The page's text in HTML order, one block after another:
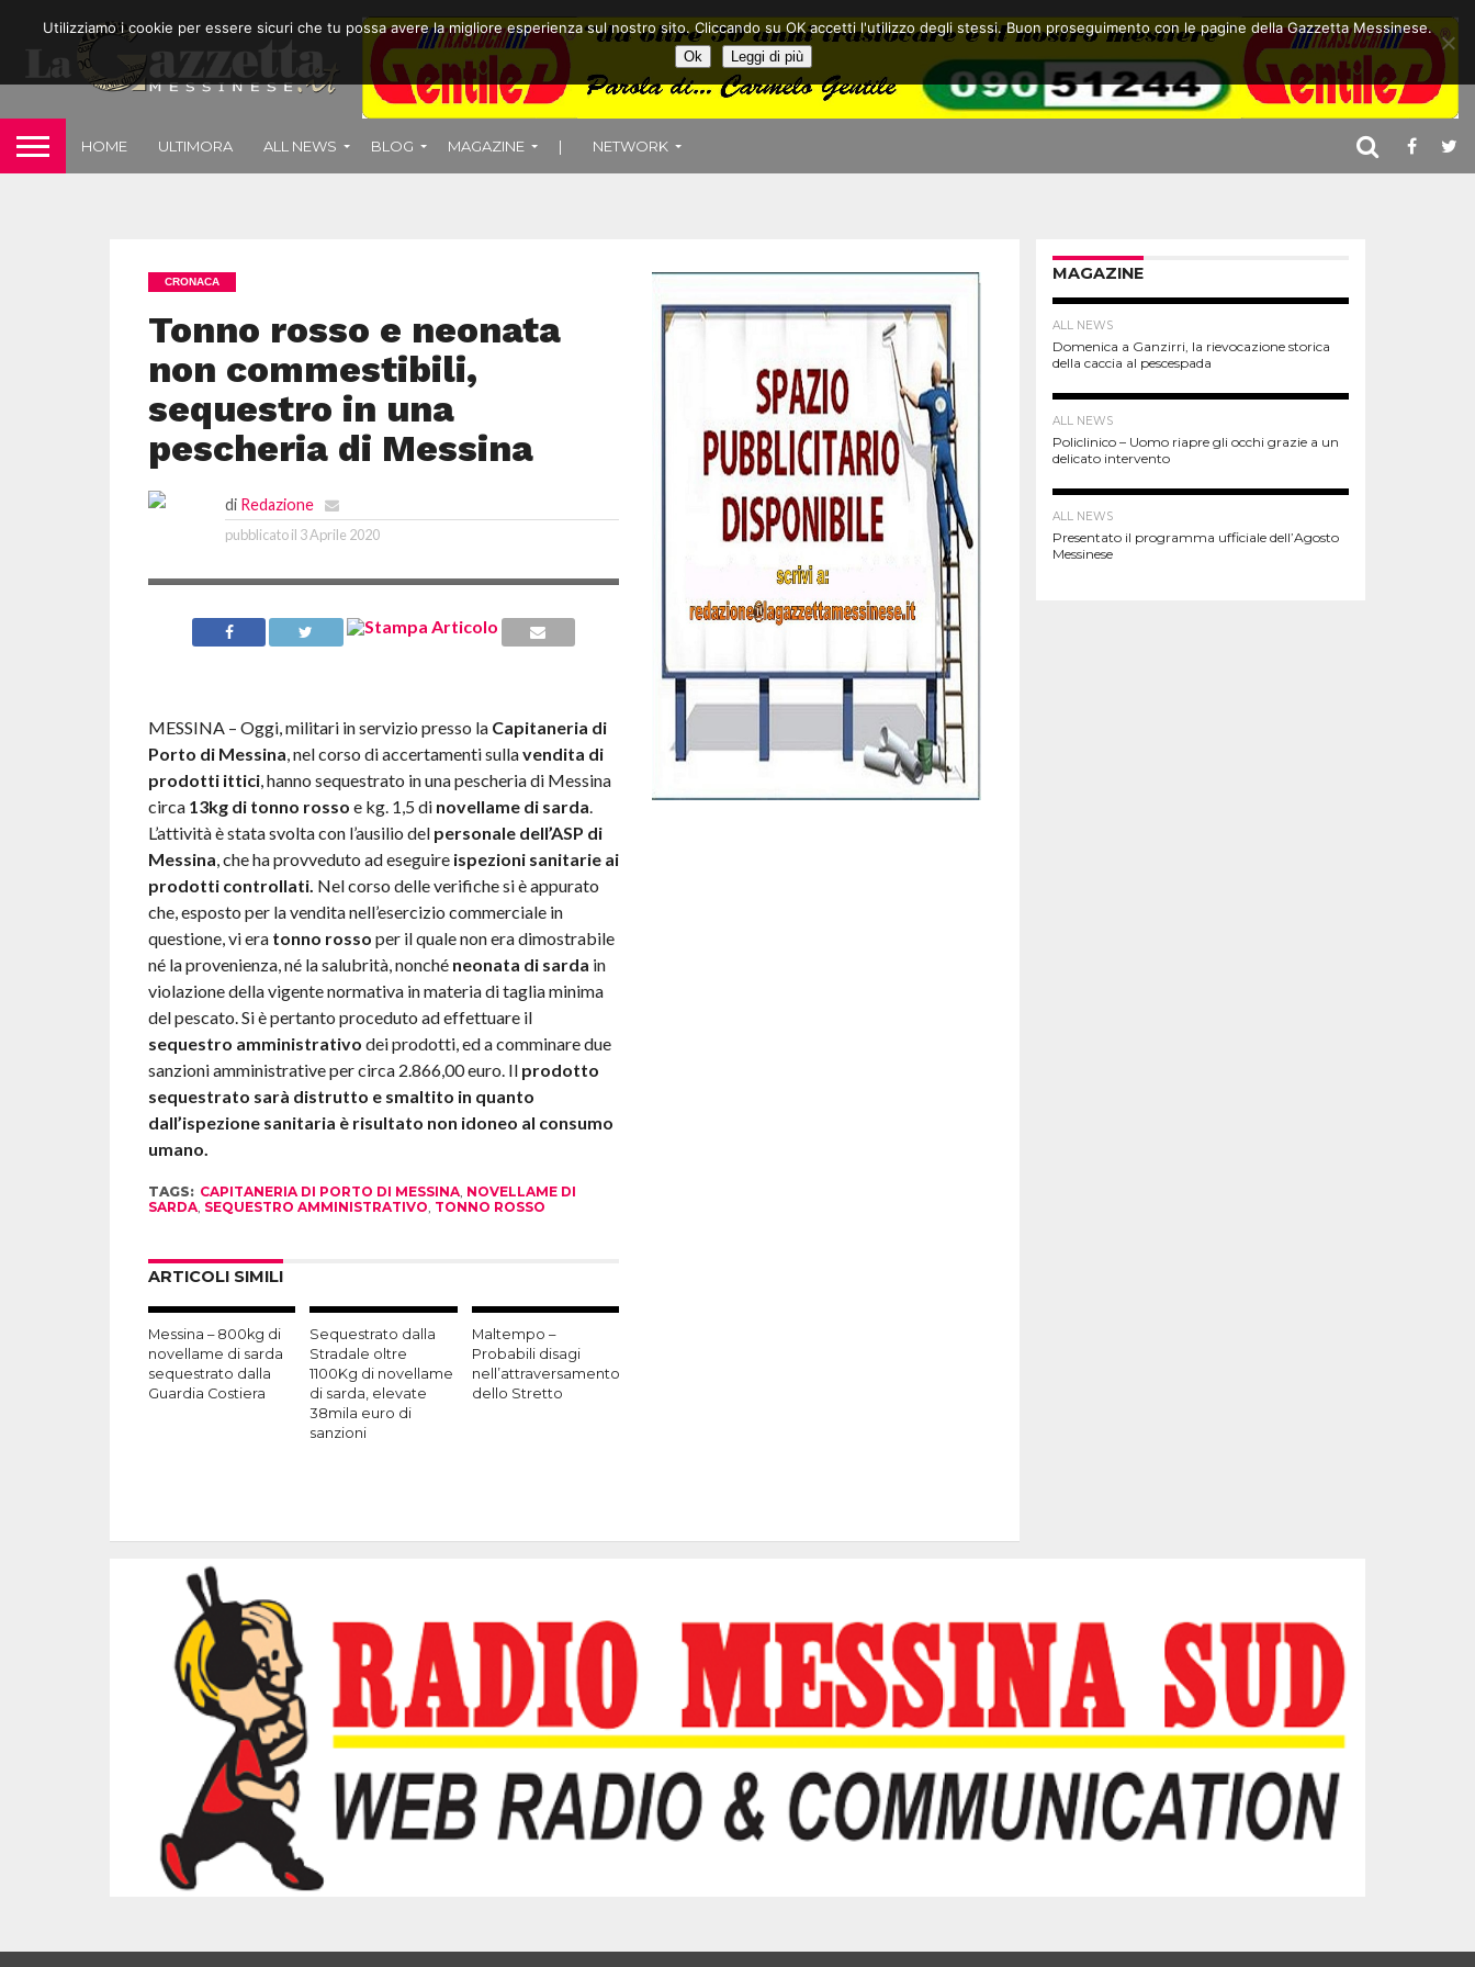
HOME ULTIMORA ALL NEWS BLOG MAGAZINE | NETWORK
CRONACA
Tonno rosso e neonata
non commestibili,
sequestro in una
pescheria di Messina
di Redazione
pubblicato il 3 Aprile 2020
MESSINA – Oggi, militari in servizio presso la Capitaneria di
Porto di Messina, nel corso di accertamenti sullavendita di
prodotti ittici, hanno sequestrato in una pescheria di Messina
circa 13kg di tonno rosso e kg. 1,5 di novellame di sarda.
L’attività è stata svolta con l’ausilio del personale dell’ASP di
Messina, che ha provveduto ad eseguire ispezioni sanitarie ai
prodotti controllati. Nel corso delle verifiche si è appurato
che, esposto per la vendita nell’esercizio commerciale in
questione, vi era tonno rosso per il quale non era dimostrabile
né la provenienza, né la salubrità, nonché neonata di sarda in
violazione della vigente normativa in materia di taglia minima
del pescato. Si è pertanto proceduto ad effettuare il
sequestro amministrativo dei prodotti, ed a comminare due
sanzioni amministrative per circa 2.866,00 euro. Il prodotto
sequestrato sarà distrutto e smaltito in quanto
dall’ispezione sanitaria è risultato non idoneo al consumo
umano.
TAGS: CAPITANERIA DI PORTO DI MESSINA, NOVELLAME DI
SARDA, SEQUESTRO AMMINISTRATIVO, TONNO ROSSO
ARTICOLI SIMILI
Messina – 800kg di
novellame di sarda
sequestrato dalla
Guardia Costiera
Sequestrato dalla
Stradale oltre
1100Kg di novellame
di sarda, elevate
38mila euro di
sanzioni
Maltempo –
Probabili disagi
nell’attraversamento
dello Stretto
MAGAZINE
ALL NEWS
Domenica a Ganzirri, la rievocazione storica
della caccia al pescespada
ALL NEWS
Policlinico – Uomo riapre gli occhi grazie a un
delicato intervento
ALL NEWS
Presentato il programma ufficiale dell’Agosto
Messinese
Utilizziamo i cookie per essere sicuri che tu possa avere la migliore esperienza sul nostro sito. Cliccando su OK accetti l'utilizzo degli stessi. Buon proseguimento con le pagine della Gazzetta Messinese.
Ok Leggi di più